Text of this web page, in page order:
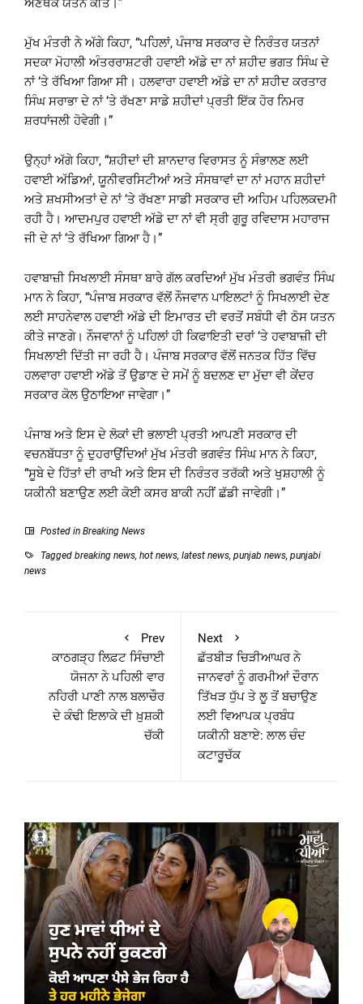
ਅਣਥੱਕ ਯਤਨ ਕੀਤੇ।”
ਮੁੱਖ ਮੰਤਰੀ ਨੇ ਅੱਗੇ ਕਿਹਾ, “ਪਹਿਲਾਂ, ਪੰਜਾਬ ਸਰਕਾਰ ਦੇ ਨਿਰੰਤਰ ਯਤਨਾਂ
ਸਦਕਾ ਮੋਹਾਲੀ ਅੰਤਰਰਾਸ਼ਟਰੀ ਹਵਾਈ ਅੱਡੇ ਦਾ ਨਾਂ ਸ਼ਹੀਦ ਭਗਤ ਸਿੰਘ ਦੇ
ਨਾਂ ‘ਤੇ ਰੱਖਿਆ ਗਿਆ ਸੀ। ਹਲਵਾਰਾ ਹਵਾਈ ਅੱਡੇ ਦਾ ਨਾਂ ਸ਼ਹੀਦ ਕਰਤਾਰ
ਸਿੰਘ ਸਰਾਭਾ ਦੇ ਨਾਂ ‘ਤੇ ਰੱਖਣਾ ਸਾਡੇ ਸ਼ਹੀਦਾਂ ਪ੍ਰਤੀ ਇੱਕ ਹੋਰ ਨਿਮਰ
ਸ਼ਰਧਾਂਜਲੀ ਹੋਵੇਗੀ।”
ਉਨ੍ਹਾਂ ਅੱਗੇ ਕਿਹਾ, “ਸ਼ਹੀਦਾਂ ਦੀ ਸ਼ਾਨਦਾਰ ਵਿਰਾਸਤ ਨੂੰ ਸੰਭਾਲਣ ਲਈ
ਹਵਾਈ ਅੱਡਿਆਂ, ਯੂਨੀਵਰਸਿਟੀਆਂ ਅਤੇ ਸੰਸਥਾਵਾਂ ਦਾ ਨਾਂ ਮਹਾਨ ਸ਼ਹੀਦਾਂ
ਅਤੇ ਸ਼ਖਸੀਅਤਾਂ ਦੇ ਨਾਂ ‘ਤੇ ਰੱਖਣਾ ਸਾਡੀ ਸਰਕਾਰ ਦੀ ਅਹਿਮ ਪਹਿਲਕਦਮੀ
ਰਹੀ ਹੈ। ਆਦਮਪੁਰ ਹਵਾਈ ਅੱਡੇ ਦਾ ਨਾਂ ਵੀ ਸ੍ਰੀ ਗੁਰੂ ਰਵਿਦਾਸ ਮਹਾਰਾਜ
ਜੀ ਦੇ ਨਾਂ ‘ਤੇ ਰੱਖਿਆ ਗਿਆ ਹੈ।”
ਹਵਾਬਾਜ਼ੀ ਸਿਖਲਾਈ ਸੰਸਥਾ ਬਾਰੇ ਗੱਲ ਕਰਦਿਆਂ ਮੁੱਖ ਮੰਤਰੀ ਭਗਵੰਤ ਸਿੰਘ
ਮਾਨ ਨੇ ਕਿਹਾ, “ਪੰਜਾਬ ਸਰਕਾਰ ਵੱਲੋਂ ਨੌਜਵਾਨ ਪਾਇਲਟਾਂ ਨੂੰ ਸਿਖਲਾਈ ਦੇਣ
ਲਈ ਸਾਹਨੇਵਾਲ ਹਵਾਈ ਅੱਡੇ ਦੀ ਇਮਾਰਤ ਦੀ ਵਰਤੋਂ ਸਬੰਧੀ ਵੀ ਠੋਸ ਯਤਨ
ਕੀਤੇ ਜਾਣਗੇ। ਨੌਜਵਾਨਾਂ ਨੂੰ ਪਹਿਲਾਂ ਹੀ ਕਿਫਾਇਤੀ ਦਰਾਂ ‘ਤੇ ਹਵਾਬਾਜ਼ੀ ਦੀ
ਸਿਖਲਾਈ ਦਿੱਤੀ ਜਾ ਰਹੀ ਹੈ। ਪੰਜਾਬ ਸਰਕਾਰ ਵੱਲੋਂ ਜਨਤਕ ਹਿੱਤ ਵਿੱਚ
ਹਲਵਾਰਾ ਹਵਾਈ ਅੱਡੇ ਤੋਂ ਉਡਾਣ ਦੇ ਸਮੇਂ ਨੂੰ ਬਦਲਣ ਦਾ ਮੁੱਦਾ ਵੀ ਕੇਂਦਰ
ਸਰਕਾਰ ਕੋਲ ਉਠਾਇਆ ਜਾਵੇਗਾ।”
ਪੰਜਾਬ ਅਤੇ ਇਸ ਦੇ ਲੋਕਾਂ ਦੀ ਭਲਾਈ ਪ੍ਰਤੀ ਆਪਣੀ ਸਰਕਾਰ ਦੀ
ਵਚਨਬੱਧਤਾ ਨੂੰ ਦੁਹਰਾਉਂਦਿਆਂ ਮੁੱਖ ਮੰਤਰੀ ਭਗਵੰਤ ਸਿੰਘ ਮਾਨ ਨੇ ਕਿਹਾ,
“ਸੂਬੇ ਦੇ ਹਿੱਤਾਂ ਦੀ ਰਾਖੀ ਅਤੇ ਇਸ ਦੀ ਨਿਰੰਤਰ ਤਰੱਕੀ ਅਤੇ ਖੁਸ਼ਹਾਲੀ ਨੂੰ
ਯਕੀਨੀ ਬਣਾਉਣ ਲਈ ਕੋਈ ਕਸਰ ਬਾਕੀ ਨਹੀਂ ਛੱਡੀ ਜਾਵੇਗੀ।”
Posted in Breaking News
Tagged breaking news, hot news, latest news, punjab news, punjabi
news
Prev
ਕਾਠਗੜ੍ਹ ਲਿਫ਼ਟ ਸਿੰਚਾਈ
ਯੋਜਨਾ ਨੇ ਪਹਿਲੀ ਵਾਰ
ਨਹਿਰੀ ਪਾਣੀ ਨਾਲ ਬਲਾਚੌਰ
ਦੇ ਕੰਢੀ ਇਲਾਕੇ ਦੀ ਖ਼ੁਸ਼ਕੀ
ਚੱਕੀ
Next
ਛੱਤਬੀੜ ਚਿੜੀਆਘਰ ਨੇ
ਜਾਨਵਰਾਂ ਨੂੰ ਗਰਮੀਆਂ ਦੌਰਾਨ
ਤਿੱਖੜ ਧੁੱਪ ਤੇ ਲੂ ਤੋਂ ਬਚਾਉਣ
ਲਈ ਵਿਆਪਕ ਪ੍ਰਬੰਧ
ਯਕੀਨੀ ਬਣਾਏ: ਲਾਲ ਚੰਦ
ਕਟਾਰੂਚੱਕ